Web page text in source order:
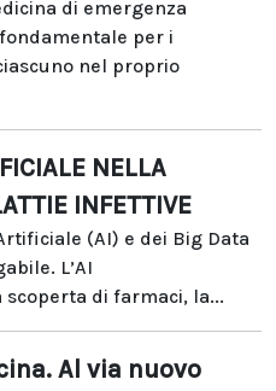
di emergenza
per i
nel proprio
NELLA
INFETTIVE
(AI) e dei Big Data
L’AI
di farmaci, la...
Al via nuovo